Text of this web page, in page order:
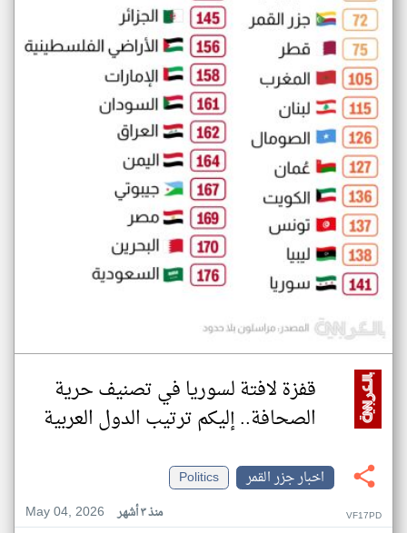
قفزة لافتة لسوريا في تصنيف حرية
الصحافة.. إليكم ترتيب الدول العربية
اخبار جزر القمر
Politics
May 04, 2026
منذ ٣ أشهر VF17PD